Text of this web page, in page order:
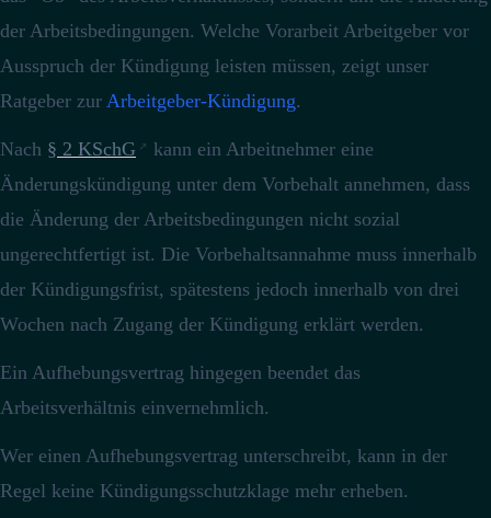
der Arbeitsbedingungen. Welche Vorarbeit Arbeitgeber vor
Ausspruch der Kündigung leisten müssen, zeigt unser
Ratgeber zur Arbeitgeber-Kündigung.
Nach § 2 KSchG
kann ein Arbeitnehmer eine
Änderungskündigung unter dem Vorbehalt annehmen, dass
die Änderung der Arbeitsbedingungen nicht sozial
ungerechtfertigt ist. Die Vorbehaltsannahme muss innerhalb
der Kündigungsfrist, spätestens jedoch innerhalb von drei
Wochen nach Zugang der Kündigung erklärt werden.
Ein Aufhebungsvertrag hingegen beendet das
Arbeitsverhältnis einvernehmlich.
Wer einen Aufhebungsvertrag unterschreibt, kann in der
Regel keine Kündigungsschutzklage mehr erheben.